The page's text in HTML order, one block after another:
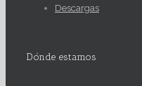
Descargas
Dónde estamos